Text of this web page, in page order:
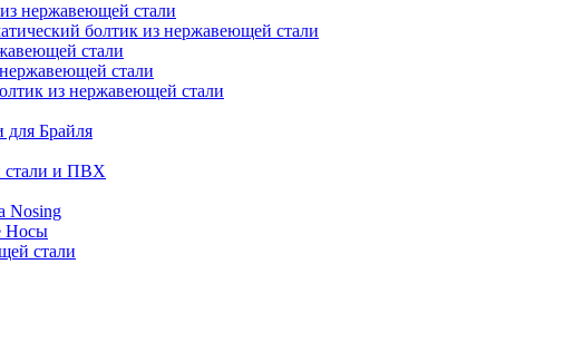
нержавеющей стали
болтик из нержавеющей стали
стали
стали
из нержавеющей стали
Брайля
стали и ПВХ
Nosing
Носы
стали